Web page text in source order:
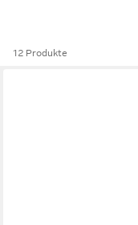
12 Produkte